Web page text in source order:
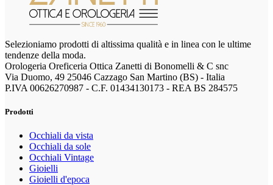
Selezioniamo prodotti di altissima qualità e in linea con le ultime
tendenze della moda.
Orologeria Oreficeria Ottica Zanetti di Bonomelli & C snc
Via Duomo, 49 25046 Cazzago San Martino (BS) - Italia
P.IVA 00626270987 - C.F. 01434130173 - REA BS 284575
Prodotti
Occhiali da vista
Occhiali da sole
Occhiali Vintage
Gioielli
Gioielli d'epoca